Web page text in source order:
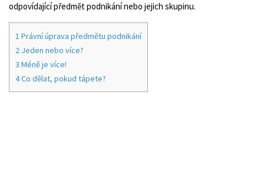
odpovídající předmět podnikání nebo jejich skupinu.
1 Právní úprava předmětu podnikání
2 Jeden nebo více?
3 Méně je více!
4Co dělat, pokud tápete?